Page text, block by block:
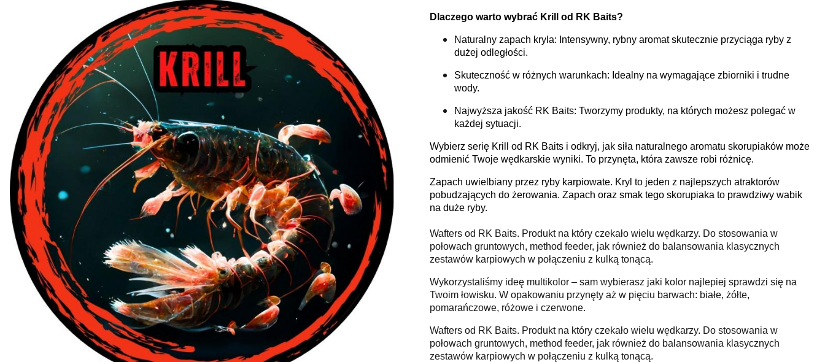
Dlaczego warto wybrać Krill od RK Baits?
Naturalny zapach kryla: Intensywny, rybny aromat skutecznie przyciąga ryby z
dużej odległości.
Skuteczność w różnych warunkach: Idealny na wymagające zbiorniki i trudne
wody.
Najwyższa jakość RK Baits: Tworzymy produkty, na których możesz polegać w
każdej sytuacji.
Wybierz serię Krill od RK Baits i odkryj, jak siła naturalnego aromatu skorupiaków może
odmienić Twoje wędkarskie wyniki. To przynęta, która zawsze robi różnicę.
Zapach uwielbiany przez ryby karpiowate. Kryl to jeden z najlepszych atraktorów
pobudzających do żerowania. Zapach oraz smak tego skorupiaka to prawdziwy wabik
na duże ryby.
Wafters od RK Baits. Produkt na który czekało wielu wędkarzy. Do stosowania w
połowach gruntowych, method feeder, jak również do balansowania klasycznych
zestawów karpiowych w połączeniu z kulką tonącą.
Wykorzystaliśmy ideę multikolor – sam wybierasz jaki kolor najlepiej sprawdzi się na
Twoim łowisku. W opakowaniu przynęty aż w pięciu barwach: białe, żółte,
pomarańczowe, różowe i czerwone.
Wafters od RK Baits. Produkt na który czekało wielu wędkarzy. Do stosowania w
połowach gruntowych, method feeder, jak również do balansowania klasycznych
zestawów karpiowych w połączeniu z kulką tonącą.